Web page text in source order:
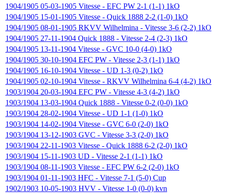
1904/1905 05-03-1905 Vitesse - EFC PW 2-1 (1-1) 1kO
1904/1905 15-01-1905 Vitesse - Quick 1888 2-2 (1-0) 1kO
1904/1905 08-01-1905 RKVV Wilhelmina - Vitesse 3-6 (2-2) 1kO
1904/1905 27-11-1904 Quick 1888 - Vitesse 2-4 (2-3) 1kO
1904/1905 13-11-1904 Vitesse - GVC 10-0 (4-0) 1kO
1904/1905 30-10-1904 EFC PW - Vitesse 2-3 (1-1) 1kO
1904/1905 16-10-1904 Vitesse - UD 1-3 (0-2) 1kO
1904/1905 02-10-1904 Vitesse - RKVV Wilhelmina 6-4 (4-2) 1kO
1903/1904 20-03-1904 EFC PW - Vitesse 4-3 (4-2) 1kO
1903/1904 13-03-1904 Quick 1888 - Vitesse 0-2 (0-0) 1kO
1903/1904 28-02-1904 Vitesse - UD 1-1 (1-0) 1kO
1903/1904 14-02-1904 Vitesse - GVC 6-0 (2-0) 1kO
1903/1904 13-12-1903 GVC - Vitesse 3-3 (2-0) 1kO
1903/1904 22-11-1903 Vitesse - Quick 1888 6-2 (2-0) 1kO
1903/1904 15-11-1903 UD - Vitesse 2-1 (1-1) 1kO
1903/1904 08-11-1903 Vitesse - EFC PW 6-2 (2-0) 1kO
1903/1904 01-11-1903 HFC - Vitesse 7-1 (5-0) Cup
1902/1903 10-05-1903 HVV - Vitesse 1-0 (0-0) kvn